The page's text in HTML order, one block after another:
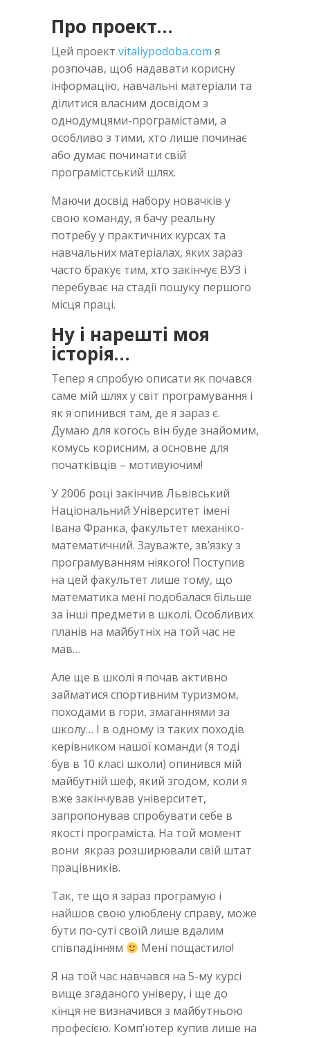
Про проект…
Цей проект vitaliypodoba.com я
розпочав, щоб надавати корисну
інформацію, навчальні матеріали та
ділитися власним досвідом з
однодумцями-програмістами, а
особливо з тими, хто лише починає
або думає починати свій
програмістський шлях.
Маючи досвід набору новачків у
свою команду, я бачу реальну
потребу у практичних курсах та
навчальних матеріалах, яких зараз
часто бракує тим, хто закінчує ВУЗ і
перебуває на стадії пошуку першого
місця праці.
Ну і нарешті моя
історія…
Тепер я спробую описати як почався
саме мій шлях у світ програмування і
як я опинився там, де я зараз є.
Думаю для когось він буде знайомим,
комусь корисним, а основне для
початківців – мотивуючим!
У 2006 році закінчив Львівський
Національний Університет імені
Івана Франка, факультет механіко-
математичний. Зауважте, зв’язку з
програмуванням ніякого! Поступив
на цей факультет лише тому, що
математика мені подобалася більше
за інші предмети в школі. Особливих
планів на майбутніх на той час не
мав…
Але ще в школі я почав активно
займатися спортивним туризмом,
походами в гори, змаганнями за
школу… І в одному із таких походів
керівником нашої команди (я тоді
був в 10 класі школи) опинився мій
майбутній шеф, який згодом, коли я
вже закінчував університет,
запропонував спробувати себе в
якості програміста. На той момент
вони якраз розширювали свій штат
працівників.
Так, те що я зараз програмую і
найшов свою улюблену справу, може
бути по-суті своїй лише вдалим
співпадінням
Мені пощастило!
Я на той час навчався на 5-му курсі
вище згаданого універу, і ще до
кінця не визначився з майбутньою
професією. Комп’ютер купив лише на